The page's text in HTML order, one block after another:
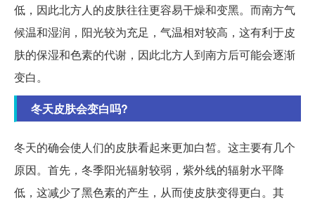
低，因此北方人的皮肤往往更容易干燥和变黑。而南方气
候温和湿润，阳光较为充足，气温相对较高，这有利于皮
肤的保湿和色素的代谢，因此北方人到南方后可能会逐渐
变白。
冬天皮肤会变白吗?
冬天的确会使人们的皮肤看起来更加白皙。这主要有几个
原因。首先，冬季阳光辐射较弱，紫外线的辐射水平降
低，这减少了黑色素的产生，从而使皮肤变得更白。其